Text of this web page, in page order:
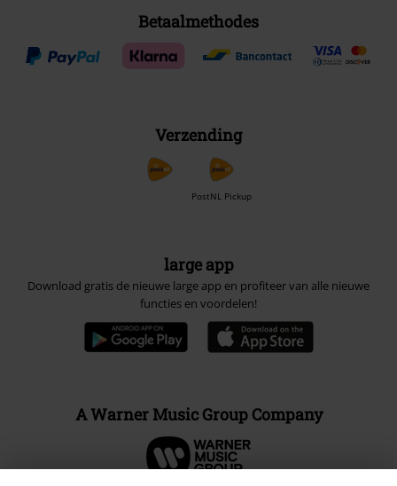
Betaalmethodes
Verzending
PostNL Pickup
large app
Download gratis de nieuwe large app en profiteer van alle nieuwe
functies en voordelen!
A Warner Music Group Company